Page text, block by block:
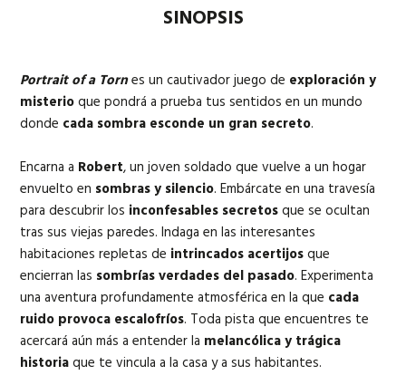
SINOPSIS
Portrait of a Tornes un cautivador juego de exploración y
misterioque pondrá a prueba tus sentidos en un mundo
donde cada sombra esconde un gran secreto.
Encarna a Robert, un joven soldado que vuelve a un hogar
envuelto en sombras y silencio. Embárcate en una travesía
para descubrir los inconfesables secretosque se ocultan
tras sus viejas paredes. Indaga en las interesantes
habitaciones repletas de intrincados acertijosque
encierran las sombrías verdades del pasado. Experimenta
una aventura profundamente atmosférica en la que cada
ruido provoca escalofríos. Toda pista que encuentres te
acercará aún más a entender la melancólica y trágica
historiaque te vincula a la casa y a sus habitantes.